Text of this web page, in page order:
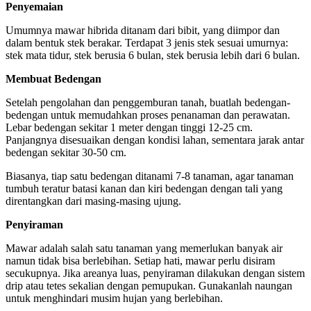
Penyemaian
Umumnya mawar hibrida ditanam dari bibit, yang diimpor dan
dalam bentuk stek berakar. Terdapat 3 jenis stek sesuai umurnya:
stek mata tidur, stek berusia 6 bulan, stek berusia lebih dari 6 bulan.
Membuat Bedengan
Setelah pengolahan dan penggemburan tanah, buatlah bedengan-
bedengan untuk memudahkan proses penanaman dan perawatan.
Lebar bedengan sekitar 1 meter dengan tinggi 12-25 cm.
Panjangnya disesuaikan dengan kondisi lahan, sementara jarak antar
bedengan sekitar 30-50 cm.
Biasanya, tiap satu bedengan ditanami 7-8 tanaman, agar tanaman
tumbuh teratur batasi kanan dan kiri bedengan dengan tali yang
direntangkan dari masing-masing ujung.
Penyiraman
Mawar adalah salah satu tanaman yang memerlukan banyak air
namun tidak bisa berlebihan. Setiap hati, mawar perlu disiram
secukupnya. Jika areanya luas, penyiraman dilakukan dengan sistem
drip atau tetes sekalian dengan pemupukan. Gunakanlah naungan
untuk menghindari musim hujan yang berlebihan.